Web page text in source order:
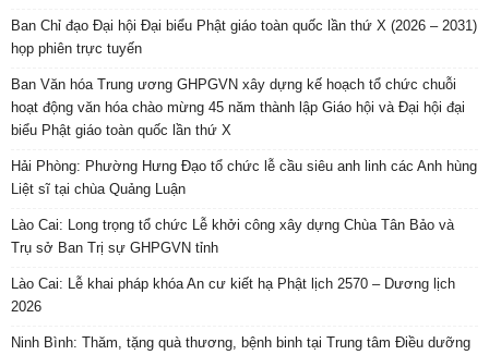
Ban Chỉ đạo Đại hội Đại biểu Phật giáo toàn quốc lần thứ X (2026 – 2031)
họp phiên trực tuyến
Ban Văn hóa Trung ương GHPGVN xây dựng kế hoạch tổ chức chuỗi
hoạt động văn hóa chào mừng 45 năm thành lập Giáo hội và Đại hội đại
biểu Phật giáo toàn quốc lần thứ X
Hải Phòng: Phường Hưng Đạo tổ chức lễ cầu siêu anh linh các Anh hùng
Liệt sĩ tại chùa Quảng Luận
Lào Cai: Long trọng tổ chức Lễ khởi công xây dựng Chùa Tân Bảo và
Trụ sở Ban Trị sự GHPGVN tỉnh
Lào Cai: Lễ khai pháp khóa An cư kiết hạ Phật lịch 2570 – Dương lịch
2026
Ninh Bình: Thăm, tặng quà thương, bệnh binh tại Trung tâm Điều dưỡng